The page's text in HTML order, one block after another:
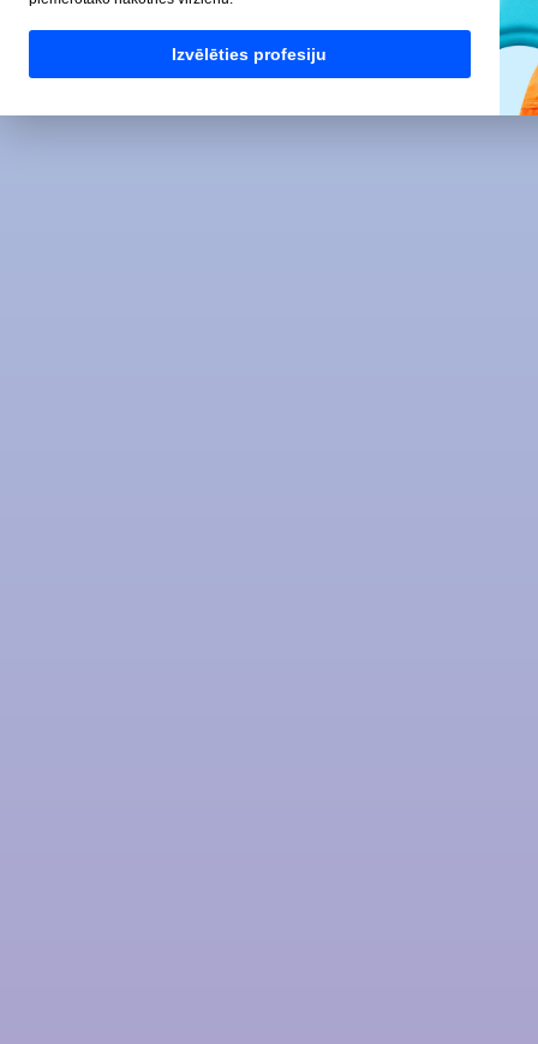
Izvēlēties profesiju